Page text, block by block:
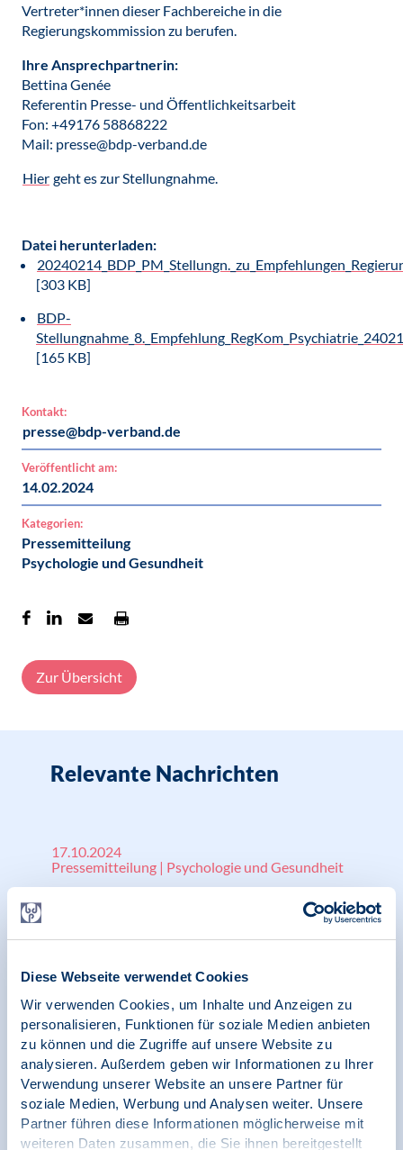
Diese Webseite verwendet Cookies
Wir verwenden Cookies, um Inhalte und Anzeigen zu
personalisieren, Funktionen für soziale Medien anbieten
zu können und die Zugriffe auf unsere Website zu
analysieren. Außerdem geben wir Informationen zu Ihrer
Verwendung unserer Website an unsere Partner für
soziale Medien, Werbung und Analysen weiter. Unsere
Partner führen diese Informationen möglicherweise mit
weiteren Daten zusammen, die Sie ihnen bereitgestellt
Vertreter*innen dieser Fachbereiche in die
Regierungskommission zu berufen.
Ihre Ansprechpartnerin:
Bettina Genée
Referentin Presse- und Öffentlichkeitsarbeit
Fon: +49176 58868222
Mail: presse@bdp-verband.de
Hier geht es zur Stellungnahme.
Datei herunterladen:
[303 KB]
BDP-
[165 KB]
Kontakt:
presse@bdp-verband.de
Veröffentlicht am:
14.02.2024
Kategorien:
Pressemitteilung
Psychologie und Gesundheit
Zur Übersicht
Relevante Nachrichten
17.10.2024
Pressemitteilung | Psychologie und Gesundheit
Die psychotherapeutische Versorgung der
Bundesregierung handelt nicht
17.09.2024
Pressemitteilung | Psychologie in Krisen |
Menschenrechte
Großteil traumatisierter Geflüchteter
verliert einzigen Zugang zu psychosozialer